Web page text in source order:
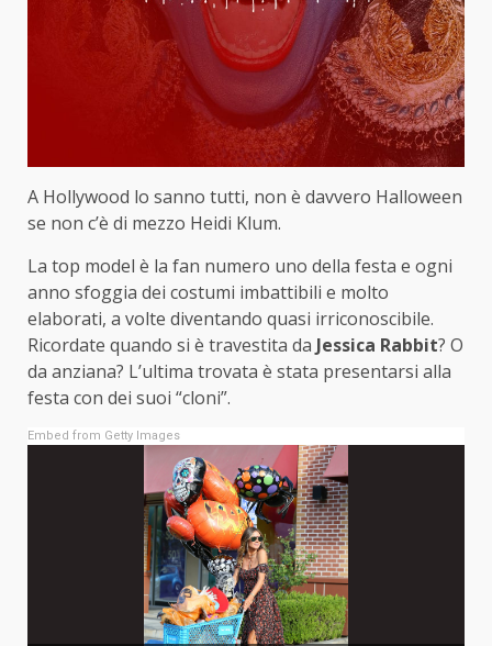
A Hollywood lo sanno tutti, non è davvero Halloween
se non c’è di mezzo Heidi Klum.
La top model è la fan numero uno della festa e ogni
anno sfoggia dei costumi imbattibili e molto
elaborati, a volte diventando quasi irriconoscibile.
Ricordate quando si è travestita da Jessica Rabbit? O
da anziana? L’ultima trovata è stata presentarsi alla
festa con dei suoi “cloni”.
Embed from Getty Images